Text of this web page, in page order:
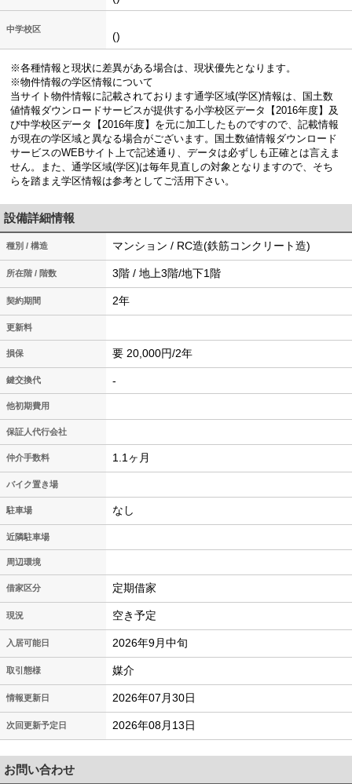
中学校区
()
※各種情報と現状に差異がある場合は、現状優先となります。
※物件情報の学区情報について
当サイト物件情報に記載されております通学区域(学区)情報は、国土数
値情報ダウンロードサービスが提供する小学校区データ【2016年度】及
び中学校区データ【2016年度】を元に加工したものですので、記載情報
が現在の学区域と異なる場合がございます。国土数値情報ダウンロード
サービスのWEBサイト上で記述通り、データは必ずしも正確とは言えま
せん。また、通学区域(学区)は毎年見直しの対象となりますので、そち
らを踏まえ学区情報は参考としてご活用下さい。
設備詳細情報
種別 / 構造 マンション / RC造(鉄筋コンクリート造)
所在階 / 階数 3階 / 地上3階/地下1階
契約期間 2年
更新料
損保 要 20,000円/2年
鍵交換代 -
他初期費用
保証人代行会社
仲介手数料 1.1ヶ月
バイク置き場
駐車場 なし
近隣駐車場
周辺環境
借家区分 定期借家
現況 空き予定
入居可能日 2026年9月中旬
取引態様 媒介
情報更新日 2026年07月30日
次回更新予定日 2026年08月13日
お問い合わせ